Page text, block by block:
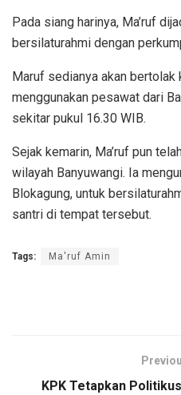
Pada siang harinya, Ma’ruf
bersilaturahmi dengan
Maruf sedianya akan bertolak
menggunakan pesawat dari
sekitar pukul 16.30 WIB.
Sejak kemarin, Ma’ruf pun
wilayah Banyuwangi. Ia
Blokagung, untuk
santri di tempat tersebut.
Tags: Ma'ruf Amin
KPK Tetapkan